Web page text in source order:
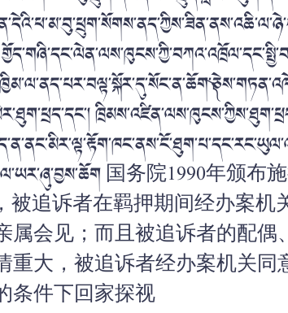
国务院1990年颁布
被追诉者在羁押期间经办案机
属会见；而且被追诉者的配偶
重大，被追诉者经办案机关
条件下回家探视